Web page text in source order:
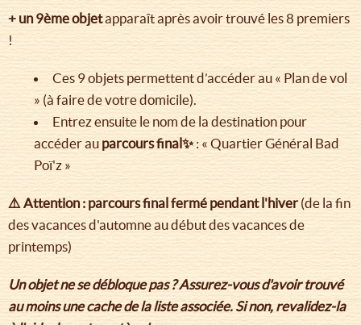
+ un 9ème objetapparaît après avoir trouvé les 8 premiers
!
Ces 9 objets permettent d’accéder au « Plan de vol
» (à faire de votre domicile).
Entrez ensuite le nom de la destination pour
accéder au parcours final✨: « Quartier Général Bad
Poï'z »
⚠️ Attention : parcours final fermé pendant l'hiver (de la fin
des vacances d'automne au début des vacances de
printemps)
Un objet ne se débloque pas ? Assurez-vous d'avoir trouvé
au moins une cache de la liste associée. Si non, revalidez-la